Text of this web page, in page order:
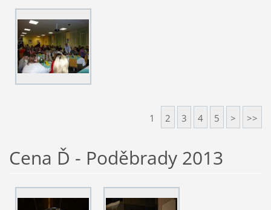
1 2 3 4 5 > >>
Cena Ď - Poděbrady 2013